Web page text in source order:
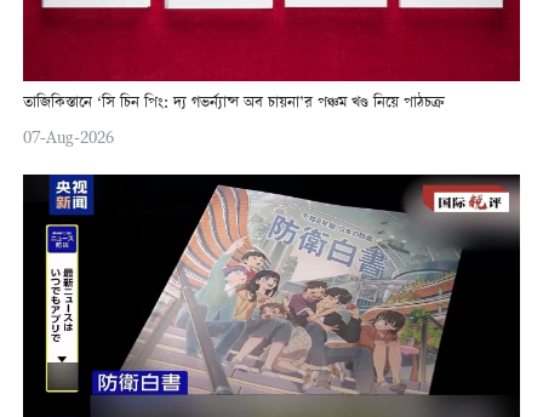
তাজিকিস্তানে ‘সি চিন পিং: দ্য গভর্ন্যান্স অব চায়না’র পঞ্চম খণ্ড নিয়ে পাঠচক্র
07-Aug-2026